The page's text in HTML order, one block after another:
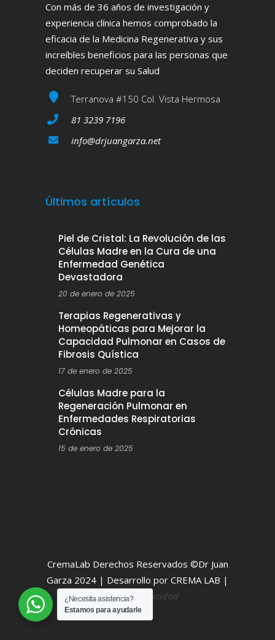
Con más de 36 años de investigación y
experiencia clínica hemos comprobado la
eficacia de la Medicina Regenerativa y sus
increíbles beneficios para las personas que
deciden recuperar su Salud
Terranova #150 Col. Vista Hermosa
81 3239 7196
info@drjuangarza.net
Últimos artículos
Piel de Cristal: La Revolución de las
Células Madre en la Cura de una
Enfermedad Genética
Devastadora
20 de enero de 2025
Terapias Regenerativas y
Homeopáticas para Mejorar la
Capacidad Pulmonar en Casos de
Fibrosis Quística
17 de enero de 2025
Células Madre para la
Regeneración Pulmonar en
Enfermedades Respiratorias
Crónicas
15 de enero de 2025
CremaLab Derechos Reservados ©Dr Juan
Garza 2024 | Desarrollo por CREMA LAB |
Aviso de Privacidad
¿Necesita asistencia?
Estamos para ayudarle